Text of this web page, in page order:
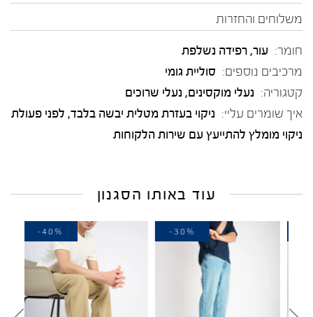
משלוחים והחזרות
חומר: עור, רפידה נשלפת
מרכיבים נוספים: סוליית גומי
קטגוריה: נעלי מוקסינים, נעלי שרוכים
איך שומרים עליי: ניקוי בעזרת מטלית יבשה בלבד, לפני פעולת
ניקוי מומלץ להתייעץ עם שירות הלקוחות
עוד באותו הסגנון
-30%
-40%